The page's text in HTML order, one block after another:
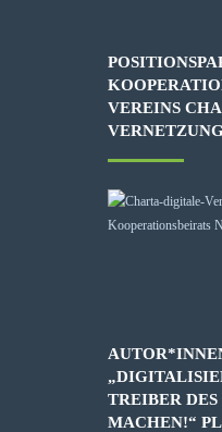
VEREINS
TREIBER
MACHEN!“